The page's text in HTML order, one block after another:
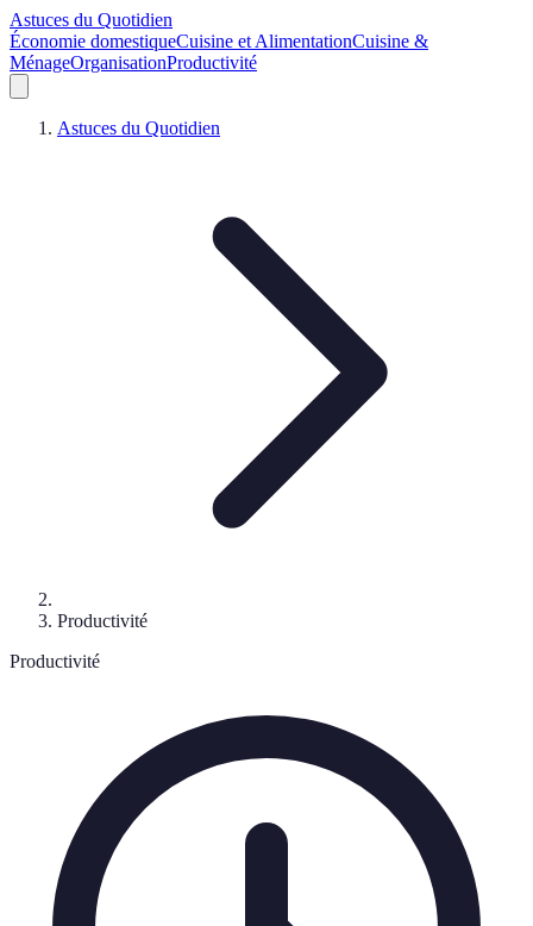
Astuces du Quotidien
Économie domestiqueCuisine et AlimentationCuisine &
MénageOrganisationProductivité
Astuces du Quotidien
Productivité
Productivité